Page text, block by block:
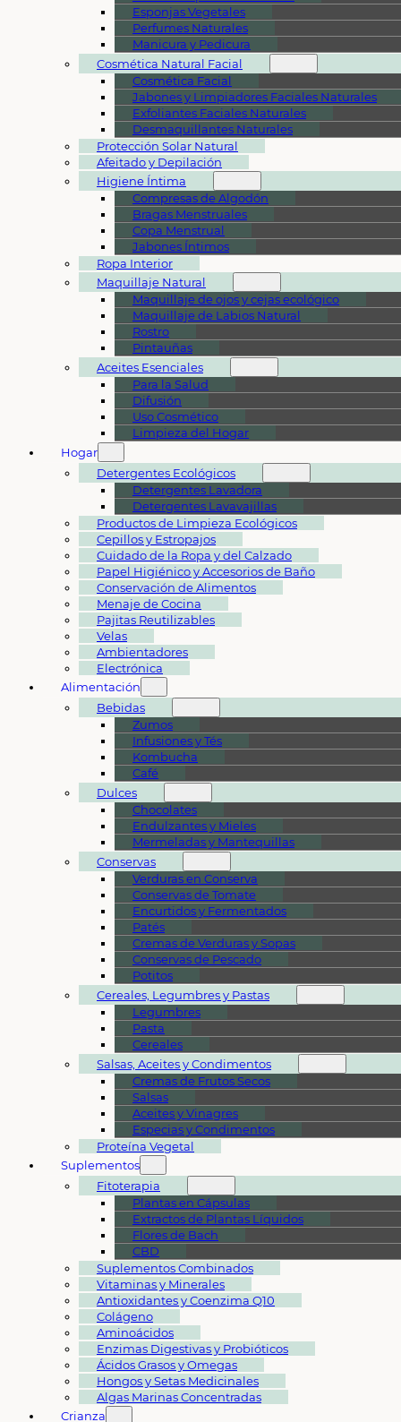
Esponjas Vegetales
Perfumes Naturales
Manicura y Pedicura
Cosmética Natural Facial
Cosmética Facial
Jabones y Limpiadores Faciales Naturales
Exfoliantes Faciales Naturales
Desmaquillantes Naturales
Protección Solar Natural
Afeitado y Depilación
Higiene Íntima
Compresas de Algodón
Bragas Menstruales
Copa Menstrual
Jabones Íntimos
Ropa Interior
Maquillaje Natural
Maquillaje de ojos y cejas ecológico
Maquillaje de Labios Natural
Rostro
Pintauñas
Aceites Esenciales
Para la Salud
Difusión
Uso Cosmético
Limpieza del Hogar
Hogar
Detergentes Ecológicos
Detergentes Lavadora
Detergentes Lavavajillas
Productos de Limpieza Ecológicos
Cepillos y Estropajos
Cuidado de la Ropa y del Calzado
Papel Higiénico y Accesorios de Baño
Conservación de Alimentos
Menaje de Cocina
Pajitas Reutilizables
Velas
Ambientadores
Electrónica
Alimentación
Bebidas
Zumos
Infusiones y Tés
Kombucha
Café
Dulces
Chocolates
Endulzantes y Mieles
Mermeladas y Mantequillas
Conservas
Verduras en Conserva
Conservas de Tomate
Encurtidos y Fermentados
Patés
Cremas de Verduras y Sopas
Conservas de Pescado
Potitos
Cereales, Legumbres y Pastas
Legumbres
Pasta
Cereales
Salsas, Aceites y Condimentos
Cremas de Frutos Secos
Salsas
Aceites y Vinagres
Especias y Condimentos
Proteína Vegetal
Suplementos
Fitoterapia
Plantas en Cápsulas
Extractos de Plantas Líquidos
Flores de Bach
CBD
Suplementos Combinados
Vitaminas y Minerales
Antioxidantes y Coenzima Q10
Colágeno
Aminoácidos
Enzimas Digestivas y Probióticos
Ácidos Grasos y Omegas
Hongos y Setas Medicinales
Algas Marinas Concentradas
Crianza